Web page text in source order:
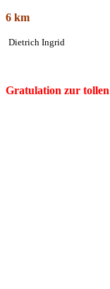
6 km
Dietrich Ingrid
Gratulation zur